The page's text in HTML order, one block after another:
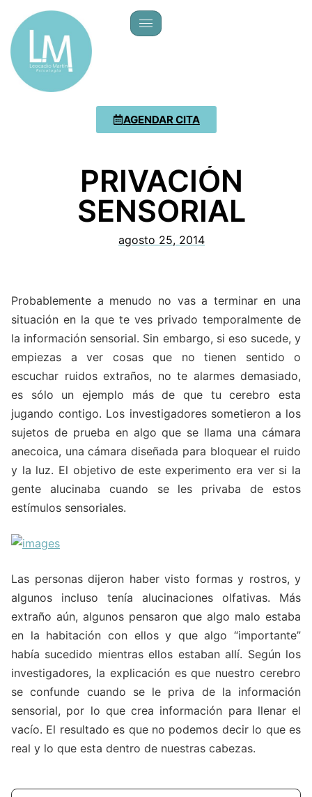
AGENDAR CITA
PRIVACIÓN
SENSORIAL
agosto 25, 2014
Probablemente a menudo no vas a terminar en una
situación en la que te ves privado temporalmente de
la información sensorial. Sin embargo, si eso sucede, y
empiezas a ver cosas que no tienen sentido o
escuchar ruidos extraños, no te alarmes demasiado,
es sólo un ejemplo más de que tu cerebro esta
jugando contigo. Los investigadores sometieron a los
sujetos de prueba en algo que se llama una cámara
anecoica, una cámara diseñada para bloquear el ruido
y la luz. El objetivo de este experimento era ver si la
gente alucinaba cuando se les privaba de estos
estímulos sensoriales.
Las personas dijeron haber visto formas y rostros, y
algunos incluso tenía alucinaciones olfativas. Más
extraño aún, algunos pensaron que algo malo estaba
en la habitación con ellos y que algo “importante”
había sucedido mientras ellos estaban allí. Según los
investigadores, la explicación es que nuestro cerebro
se confunde cuando se le priva de la información
sensorial, por lo que crea información para llenar el
vacío. El resultado es que no podemos decir lo que es
real y lo que esta dentro de nuestras cabezas.